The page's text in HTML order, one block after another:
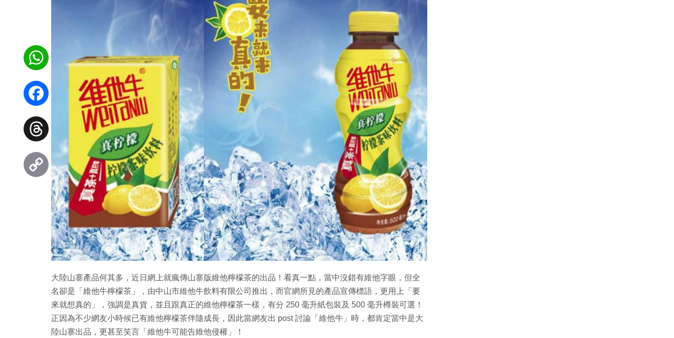
大陸山寨產品何其多，近日網上就瘋傳山寨版維他檸檬茶的出品！看真一點，當中沒錯有維他字眼，但全
名卻是「維他牛檸檬茶」，由中山市維他牛飲料有限公司推出，而官網所見的產品宣傳標語，更用上「要
來就想真的」，強調是真貨，並且跟真正的維他檸檬茶一樣，有分 250 毫升紙包裝及 500 毫升樽裝可選！
正因為不少網友小時候已有維他檸檬茶伴隨成長，因此當網友出 post 討論「維他牛」時，都肯定當中是大
陸山寨出品，更甚至笑言「維他牛可能告維他侵權」！
WhatsApp
Facebook
Threads
Copy
Link